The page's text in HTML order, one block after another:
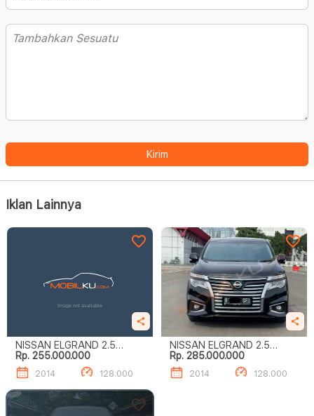
Kirim
Iklan Lainnya
NISSAN ELGRAND 2.5
HIGHWAY STAR
Rp. 255.000.000
2014 128.000
NISSAN ELGRAND 2.5
HIGHWAY STAR
Rp. 285.000.000
2014 128.000